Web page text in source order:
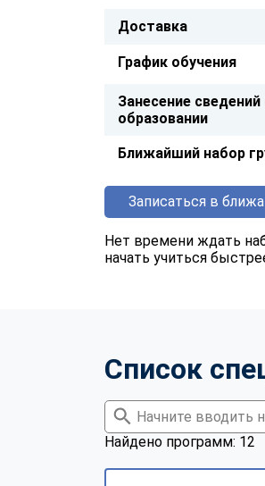
Доставка
График обучения
Занесение
образовании
Ближайший набор
Записаться в
Нет времени ждать
начать учиться
Список
Найдено программ: 12